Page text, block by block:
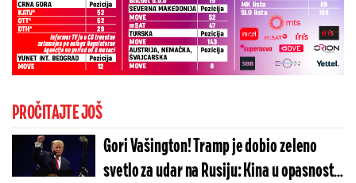
PROČITAJTE JOŠ
Gori Vašington! Tramp je dobio zeleno
svetlo za udar na Rusiju: Kina u opasnosti,